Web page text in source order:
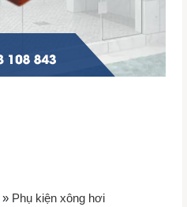
» Phụ kiện xông hơi